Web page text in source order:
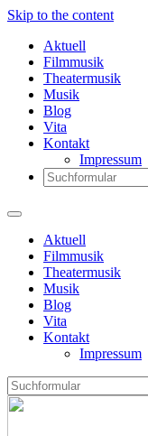
Skip to the content
Aktuell
Filmmusik
Theatermusik
Musik
Blog
Vita
Kontakt
Impressum
Aktuell
Filmmusik
Theatermusik
Musik
Blog
Vita
Kontakt
Impressum